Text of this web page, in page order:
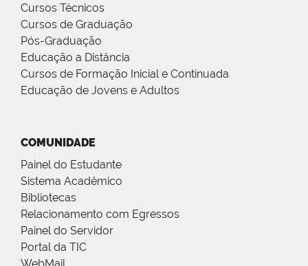
Cursos Técnicos
Cursos de Graduação
Pós-Graduação
Educação a Distância
Cursos de Formação Inicial e Continuada
Educação de Jovens e Adultos
COMUNIDADE
Painel do Estudante
Sistema Acadêmico
Bibliotecas
Relacionamento com Egressos
Painel do Servidor
Portal da TIC